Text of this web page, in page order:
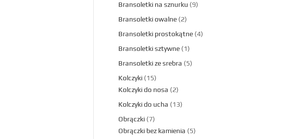
Bransoletki na sznurku
9
Bransoletki owalne 2
Bransoletki prostokątne 4
Bransoletki sztywne 1
Bransoletki ze srebra
5
Kolczyki 15
Kolczyki do nosa
2
Kolczyki do ucha
13
Obrączki 7
Obrączki bez kamienia
5